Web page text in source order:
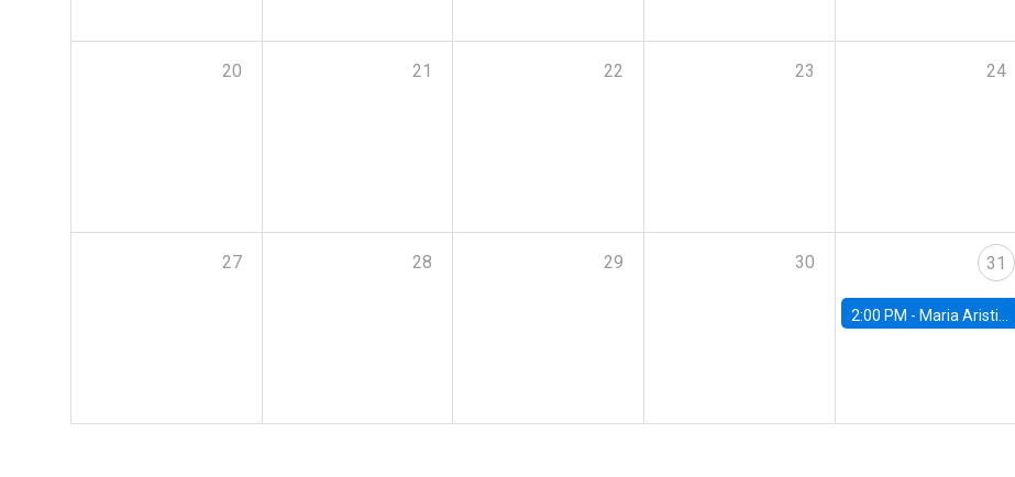
20 21 22 23 24
27 28 29 30 31
2:00 PM - Maria Aristizabal-Ramirez, FED Board